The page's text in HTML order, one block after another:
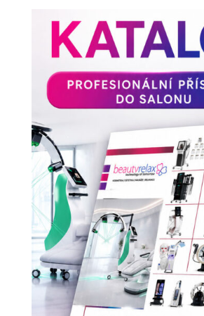
13
990 Kč. 990 Kč.